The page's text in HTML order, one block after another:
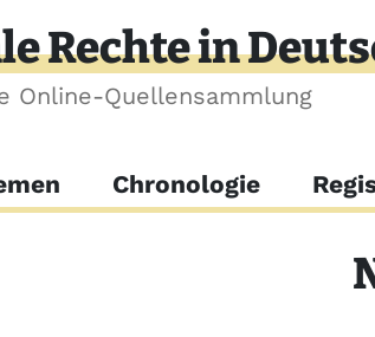
Rechte in
Online-Quellensammlung
Chronologie